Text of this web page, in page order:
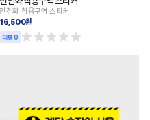
안전화 착용구역 스티커
16,500원
리뷰 0